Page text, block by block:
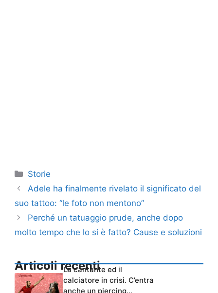
Categorie
Storie
Adele ha finalmente rivelato il significato del
suo tattoo: “le foto non mentono”
Perché un tatuaggio prude, anche dopo
molto tempo che lo si è fatto? Cause e soluzioni
Articoli recenti
La cantante ed il
calciatore in crisi. C’entra
anche un piercing…